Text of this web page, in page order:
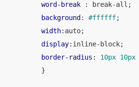
word-break : break-all;
background : #ffffff;
width:auto;
display:inline-block;
border-radius : 10px 10px